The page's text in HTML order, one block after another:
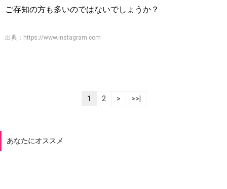
ご存知の方も多いのではないでしょうか？
出典： https://www.instagram.com
1 2 > >>|
あなたにオススメ